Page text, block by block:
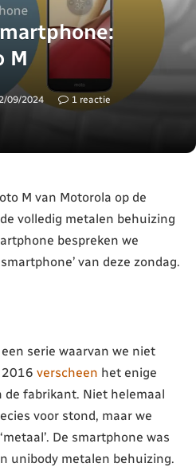
M
09/2024
1 reactie
M van Motorola op de
volledig metalen behuizing
bespreken we
van deze zondag.
serie waarvan we niet
verscheen het enige
fabrikant. Niet helemaal
voor stond, maar we
De smartphone was
unibody metalen behuizing.